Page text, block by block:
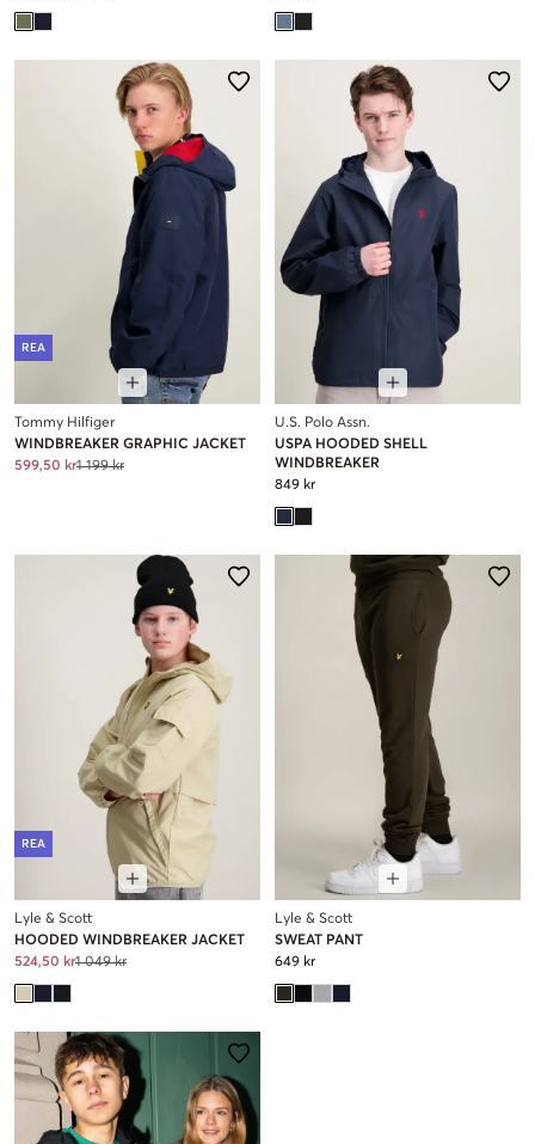
REA
Tommy Hilfiger
WINDBREAKER GRAPHIC JACKET
599,50 kr1 199 kr
U.S. Polo Assn.
USPA HOODED SHELL
WINDBREAKER
849 kr
REA
Lyle & Scott
HOODED WINDBREAKER JACKET
524,50 kr1 049 kr
Lyle & Scott
SWEAT PANT
649 kr